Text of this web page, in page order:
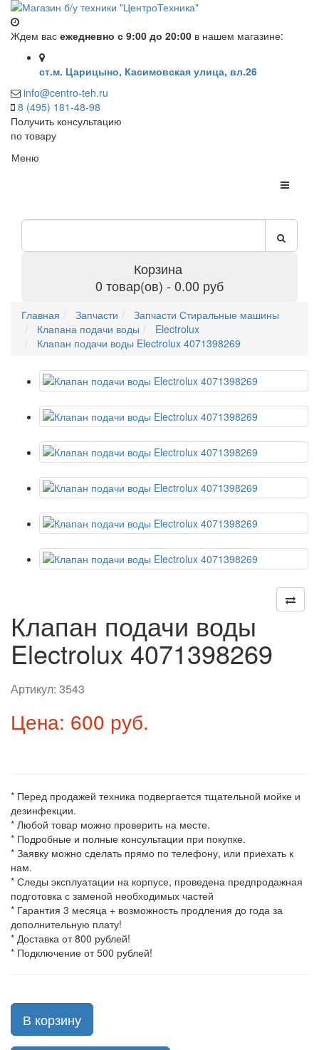
Ждем вас ежедневно с 9:00 до 20:00 в нашем магазине:
ст.м. Царицыно, Касимовская улица, вл.26
info@centro-teh.ru
8 (495) 181-48-98
Получить консультацию
по товару
Меню
Корзина
0 товар(ов) - 0.00 руб
Главная Запчасти
Запчасти Стиральные машины
Клапана подачи воды
Electrolux
Клапан подачи воды Electrolux 4071398269
Клапан подачи воды
Electrolux 4071398269
Артикул: 3543
Цена: 600 руб.
* Перед продажей техника подвергается тщательной мойке и
дезинфекции.
* Любой товар можно проверить на месте.
* Подробные и полные консультации при покупке.
* Заявку можно сделать прямо по телефону, или приехать к
нам.
* Следы эксплуатации на корпусе, проведена предпродажная
подготовка с заменой необходимых частей
* Гарантия 3 месяца + возможность продления до года за
дополнительную плату!
* Доставка от 800 рублей!
* Подключение от 500 рублей!
В корзину